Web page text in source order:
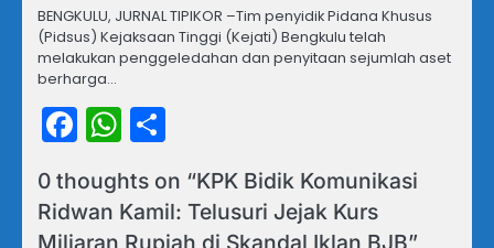
BENGKULU, JURNAL TIPIKOR –Tim penyidik Pidana Khusus
(Pidsus) Kejaksaan Tinggi (Kejati) Bengkulu telah
melakukan penggeledahan dan penyitaan sejumlah aset
berharga…
Facebook
WhatsApp
0 thoughts on “KPK Bidik Komunikasi
Ridwan Kamil: Telusuri Jejak Kurs
Miliaran Rupiah di Skandal Iklan BJB”